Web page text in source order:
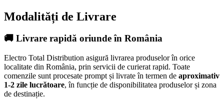
Modalități de Livrare
🚚 Livrare rapidă oriunde în România
Electro Total Distribution asigură livrarea produselor în orice
localitate din România, prin servicii de curierat rapid. Toate
comenzile sunt procesate prompt și livrate în termen de aproximativ
1-2 zile lucrătoare, în funcție de disponibilitatea produselor și zona
de destinație.